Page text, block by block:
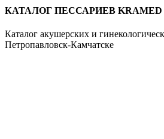
КАТАЛОГ ПЕССАРИЕВ KRAMED
Каталог акушерских и
Петропавловск-Камчатске